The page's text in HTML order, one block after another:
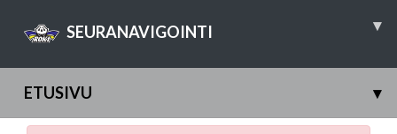
SEURANAVIGOINTI ▾
ETUSIVU ▾